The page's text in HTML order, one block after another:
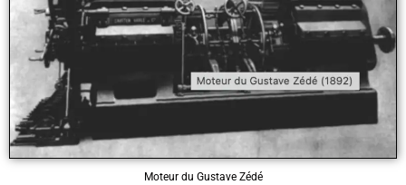
Moteur du Gustave Zédé